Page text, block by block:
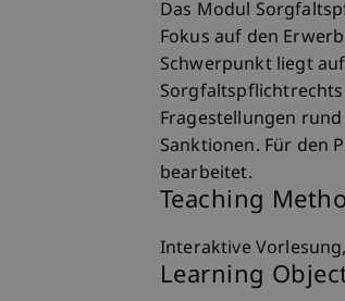
Das Modul
Fokus auf den
Schwerpunkt liegt
Fragestellungen
Sanktionen. Für den
bearbeitet.
Teaching
Interaktive
Learning